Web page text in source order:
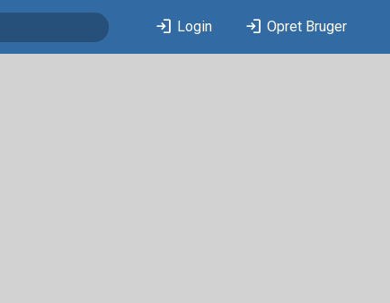
login Login login Opret Bruger